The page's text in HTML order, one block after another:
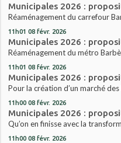
Municipales 2026 :
Réaménagement du carrefour
11h01 08 févr. 2026
Municipales 2026 :
Réaménagement du métro
11h01 08 févr. 2026
Municipales 2026 :
Pour la création d’un marché
11h00 08 févr. 2026
Municipales 2026 :
Qu’on en finisse avec la
11h00 08 févr. 2026